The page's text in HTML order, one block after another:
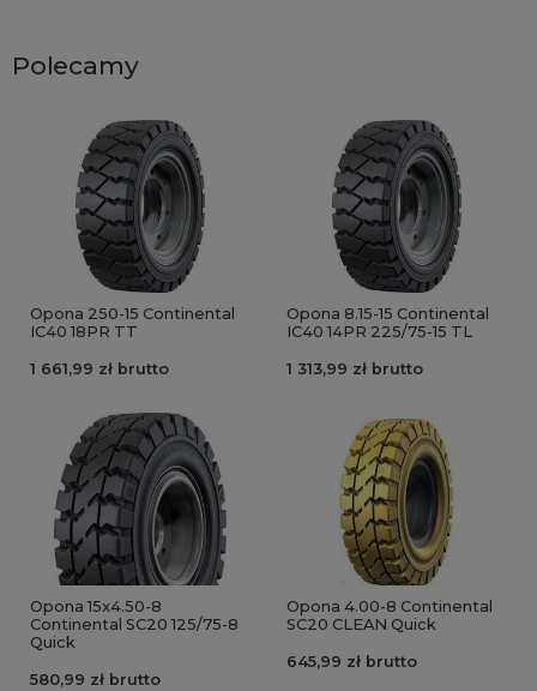
Polecamy
Opona 250-15 Continental
IC40 18PR TT
1 661,99 zł brutto
Opona 8.15-15 Continental
IC40 14PR 225/75-15 TL
1 313,99 zł brutto
Opona 15x4.50-8
Continental SC20 125/75-8
Quick
580,99 zł brutto
Opona 4.00-8 Continental
SC20 CLEAN Quick
645,99 zł brutto